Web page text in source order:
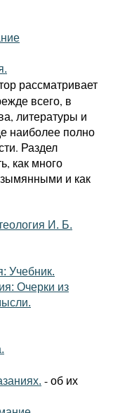
рассматривает
всего, в
литературы и
наиболее полно
Раздел
как много
и как
И. Б.
Учебник.
Очерки из
- об их